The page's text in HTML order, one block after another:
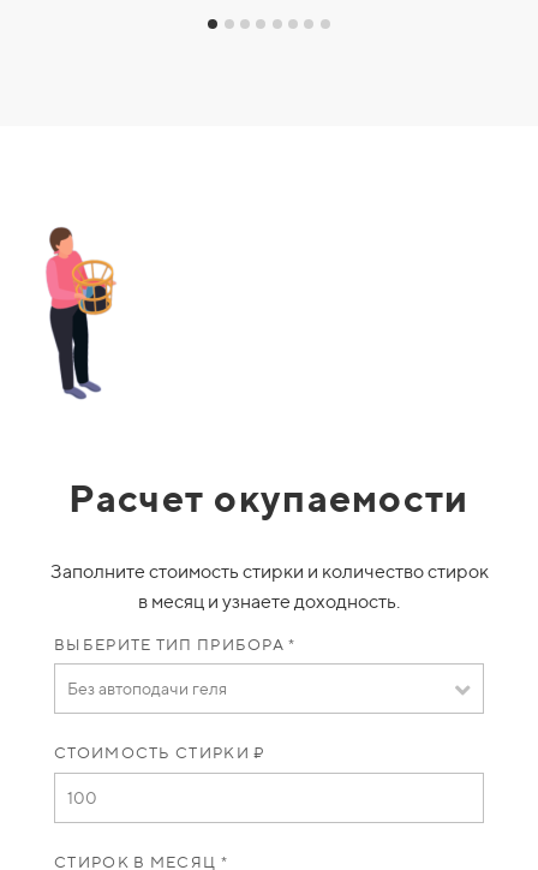
Расчет окупаемости
Заполните стоимость стирки и количество стирок
в месяц и узнаете доходность.
ВЫБЕРИТЕ ТИП ПРИБОРА *
Без автоподачи геля
СТОИМОСТЬ СТИРКИ ₽
СТИРОК В МЕСЯЦ *